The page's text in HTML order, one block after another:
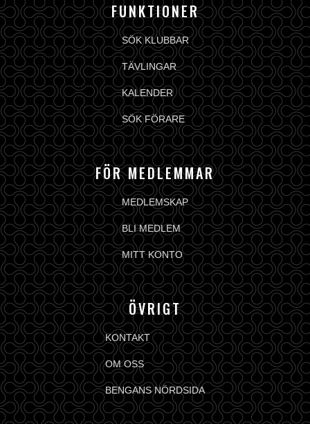
FUNKTIONER
SÖK KLUBBAR
TÄVLINGAR
KALENDER
SÖK FÖRARE
FÖR MEDLEMMAR
MEDLEMSKAP
BLI MEDLEM
MITT KONTO
ÖVRIGT
KONTAKT
OM OSS
BENGANS NÖRDSIDA